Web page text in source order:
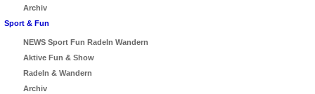
Archiv
Sport & Fun
NEWS Sport Fun Radeln Wandern
Aktive Fun & Show
Radeln & Wandern
Archiv